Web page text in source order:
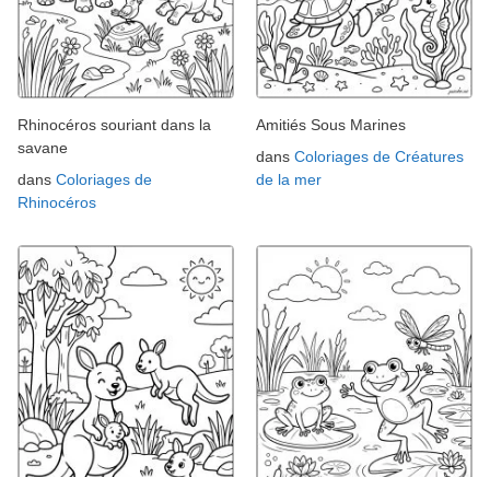
Rhinocéros souriant dans la
savane
dans Coloriages de
Rhinocéros
Amitiés Sous Marines
dans Coloriages de Créatures
de la mer